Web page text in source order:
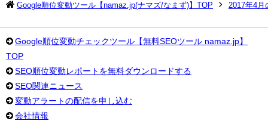
Google順位変動ツール【namaz.jp(ナマズ/なまず)】TOP 2017年4月
Google順位変動チェックツール【無料SEOツール namaz.jp】
TOP
SEO順位変動レポートを無料ダウンロードする
SEO関連ニュース
変動アラートの配信を申し込む
会社情報